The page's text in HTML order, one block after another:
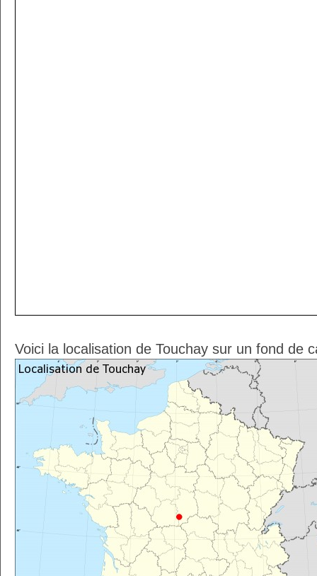
Voici la localisation de Touchay sur un fond de